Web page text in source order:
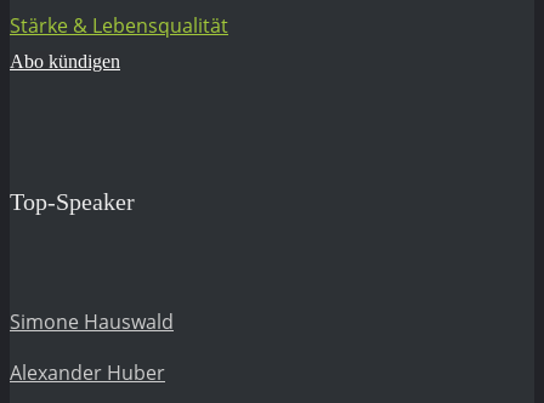
Stärke & Lebensqualität
Abo kündigen
Top-Speaker
Simone Hauswald
Alexander Huber